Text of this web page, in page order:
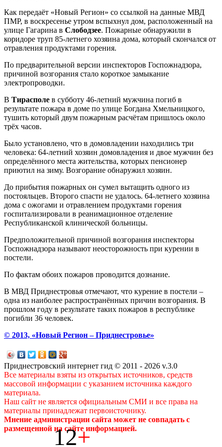
Как передаёт «Новый Регион» со ссылкой на данные МВД
ПМР, в воскресенье утром вспыхнул дом, расположенный на
улице Гагарина в Слободзее. Пожарные обнаружили в
коридоре труп 85-летнего хозяина дома, который скончался от
отравления продуктами горения.
По предварительной версии инспекторов Госпожнадзора,
причиной возгорания стало короткое замыкание
электропроводки.
В Тирасполе в субботу 46-летний мужчина погиб в
результате пожара в доме по улице Богдана Хмельницкого,
тушить который двум пожарным расчётам пришлось около
трёх часов.
Было установлено, что в домовладении находились три
человека: 64-летний хозяин домовладения и двое мужчин без
определённого места жительства, которых пенсионер
приютил на зиму. Возгорание обнаружил хозяин.
До прибытия пожарных он сумел вытащить одного из
постояльцев. Второго спасти не удалось. 64-летнего хозяина
дома с ожогами и отравлением продуктами горения
госпитализировали в реанимационное отделение
Республиканской клинической больницы.
Предположительной причиной возгорания инспекторы
Госпожнадзора называют неосторожность при курении в
постели.
По фактам обоих пожаров проводится дознание.
В МВД Приднестровья отмечают, что курение в постели –
одна из наиболее распространённых причин возгорания. В
прошлом году в результате таких пожаров в республике
погибли 36 человек.
© 2013, «Новый Регион – Приднестровье»
Приднестровский интернет гид © 2011 - 2026 v.3.0
Все материалы взяты из открытых источников, средств
массовой информации с указанием источника каждого
материала.
Наш сайт не является официальным СМИ и все права на
материалы принадлежат первоисточнику.
Мнение администрации сайта может не совпадать с
размещенной на сайте информацией.
12+